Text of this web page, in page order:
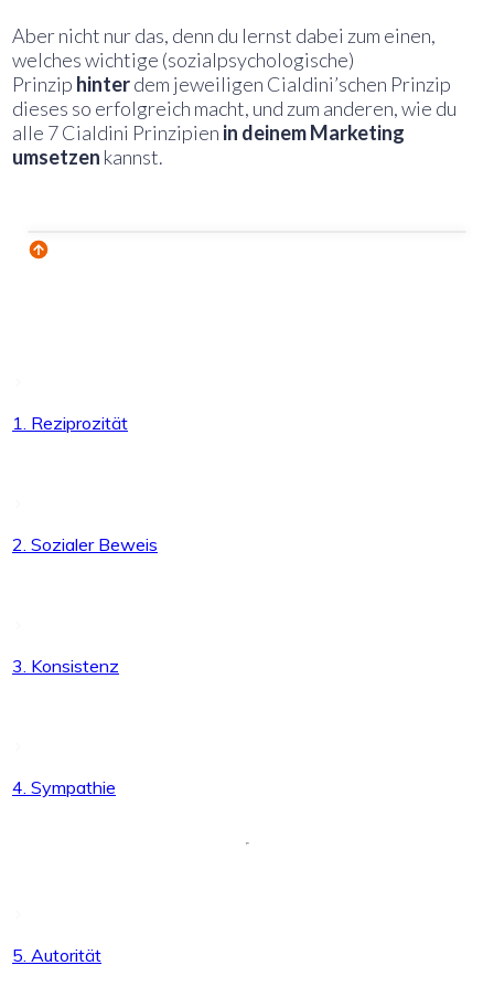
Aber nicht nur das, denn du lernst dabei zum einen,
welches wichtige (sozialpsychologische)
Prinzip hinterdem jeweiligen Cialdini’schen Prinzip
dieses so erfolgreich macht, und zum anderen, wie du
alle 7 Cialdini Prinzipien in deinem Marketing
umsetzen kannst.
1. Reziprozität
2. Sozialer Beweis
3. Konsistenz
4. Sympathie
5. Autorität